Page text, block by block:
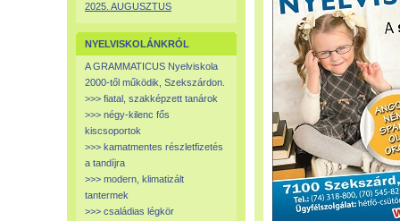
2025. AUGUSZTUS
NYELVISKOLÁNKRÓL
A GRAMMATICUS Nyelviskola
2000-től működik, Szekszárdon.
>>> fiatal, szakképzett tanárok
>>> négy-kilenc fős
kiscsoportok
>>> kamatmentes részletfizetés
a tandíjra
>>> modern, klimatizált
tantermek
>>> családias légkör